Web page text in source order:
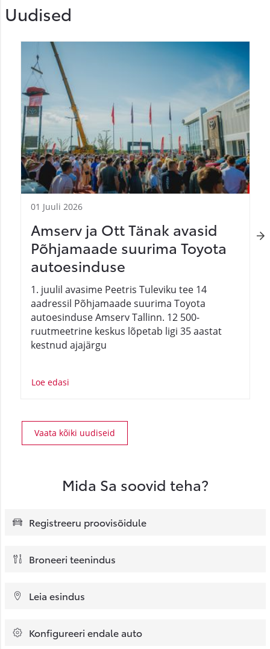
Uudised
01 Juuli 2026
Amserv ja Ott Tänak avasid
Põhjamaade suurima Toyota
autoesinduse
1. juulil avasime Peetris Tuleviku tee 14
aadressil Põhjamaade suurima Toyota
autoesinduse Amserv Tallinn. 12 500-
ruutmeetrine keskus lõpetab ligi 35 aastat
kestnud ajajärgu
Loe edasi
Vaata kõiki uudiseid
Mida Sa soovid teha?
Registreeru proovisõidule
Broneeri teenindus
Leia esindus
Konfigureeri endale auto